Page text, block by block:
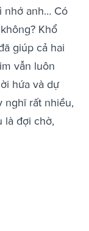
nhớ anh… Có
Khổ
giúp cả hai
vẫn luôn
hứa và dự
nghĩ rất nhiều,
là đợi chờ,